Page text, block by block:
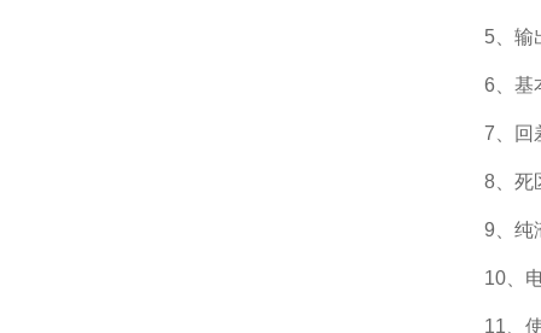
5、输
6、基
7、回
8、死
9、纯
10、
11、